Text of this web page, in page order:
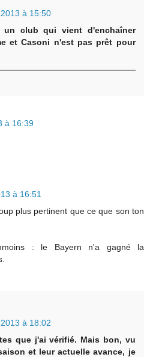
à 15:50
un club qui vient d'enchaîner
et Casoni n'est pas prêt pour
à 16:39
à 16:51
plus pertinent que ce que son ton
: le Bayern n'a gagné la
à 18:02
que j'ai vérifié. Mais bon, vu
et leur actuelle avance, je